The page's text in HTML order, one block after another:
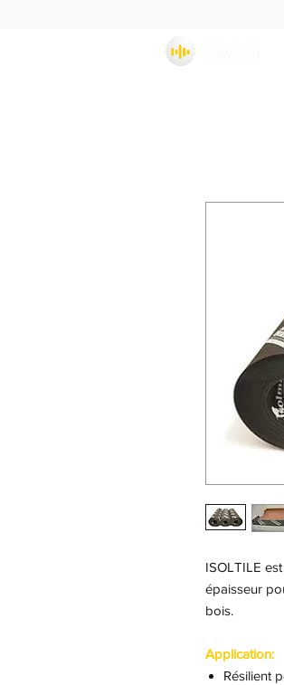
ISOLTILE
épaisseur
bois.
Application:
Résilient